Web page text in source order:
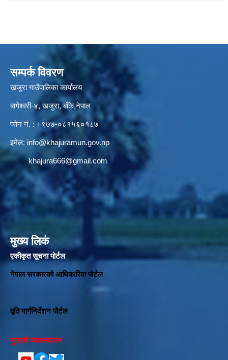
सम्पर्क विवरण
खजुरा गाउँपालिका कार्यालय
बागेश्वरी-४, खजुरा, बाँके,नेपाल
फोन नं. : +९७७-०८१५६०१८७
इमेल: info@khajuramun.gov.np
khajura666@gmail.com
मुख्य लिकं
एकीकृत सूचना पोर्टल
नेपाल सरकारको आधिकारिक पोर्टल
वृति मार्गनिर्देशन पोर्टल
गुनासो व्यवस्थापन